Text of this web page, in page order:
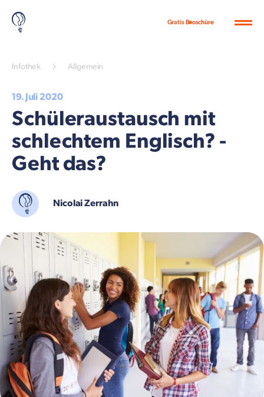
Gratis Broschüre
Infothek Allgemein
19. Juli 2020
Schüleraustausch mit
schlechtem Englisch? -
Geht das?
Nicolai Zerrahn